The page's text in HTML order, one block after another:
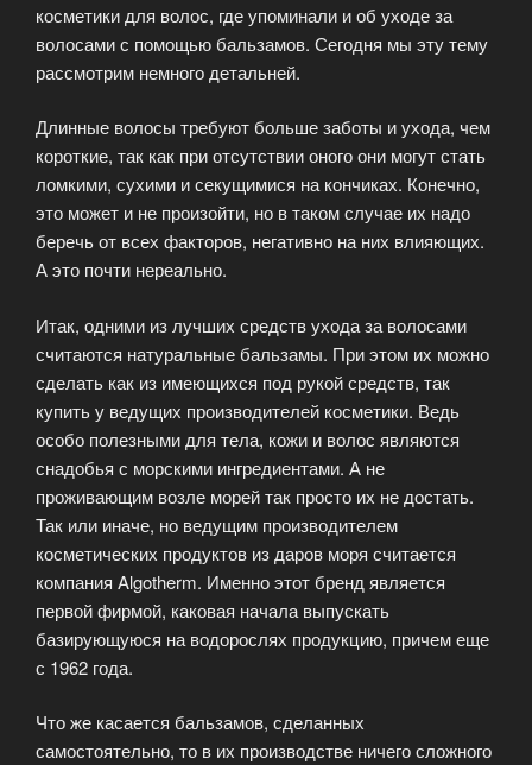
косметики для волос, где упоминали и об уходе за
волосами с помощью бальзамов. Сегодня мы эту тему
рассмотрим немного детальней.
Длинные волосы требуют больше заботы и ухода, чем
короткие, так как при отсутствии оного они могут стать
ломкими, сухими и секущимися на кончиках. Конечно,
это может и не произойти, но в таком случае их надо
беречь от всех факторов, негативно на них влияющих.
А это почти нереально.
Итак, одними из лучших средств ухода за волосами
считаются натуральные бальзамы. При этом их можно
сделать как из имеющихся под рукой средств, так
купить у ведущих производителей косметики. Ведь
особо полезными для тела, кожи и волос являются
снадобья с морскими ингредиентами. А не
проживающим возле морей так просто их не достать.
Так или иначе, но ведущим производителем
косметических продуктов из даров моря считается
компания Algotherm. Именно этот бренд является
первой фирмой, каковая начала выпускать
базирующуюся на водорослях продукцию, причем еще
с 1962 года.
Что же касается бальзамов, сделанных
самостоятельно, то в их производстве ничего сложного